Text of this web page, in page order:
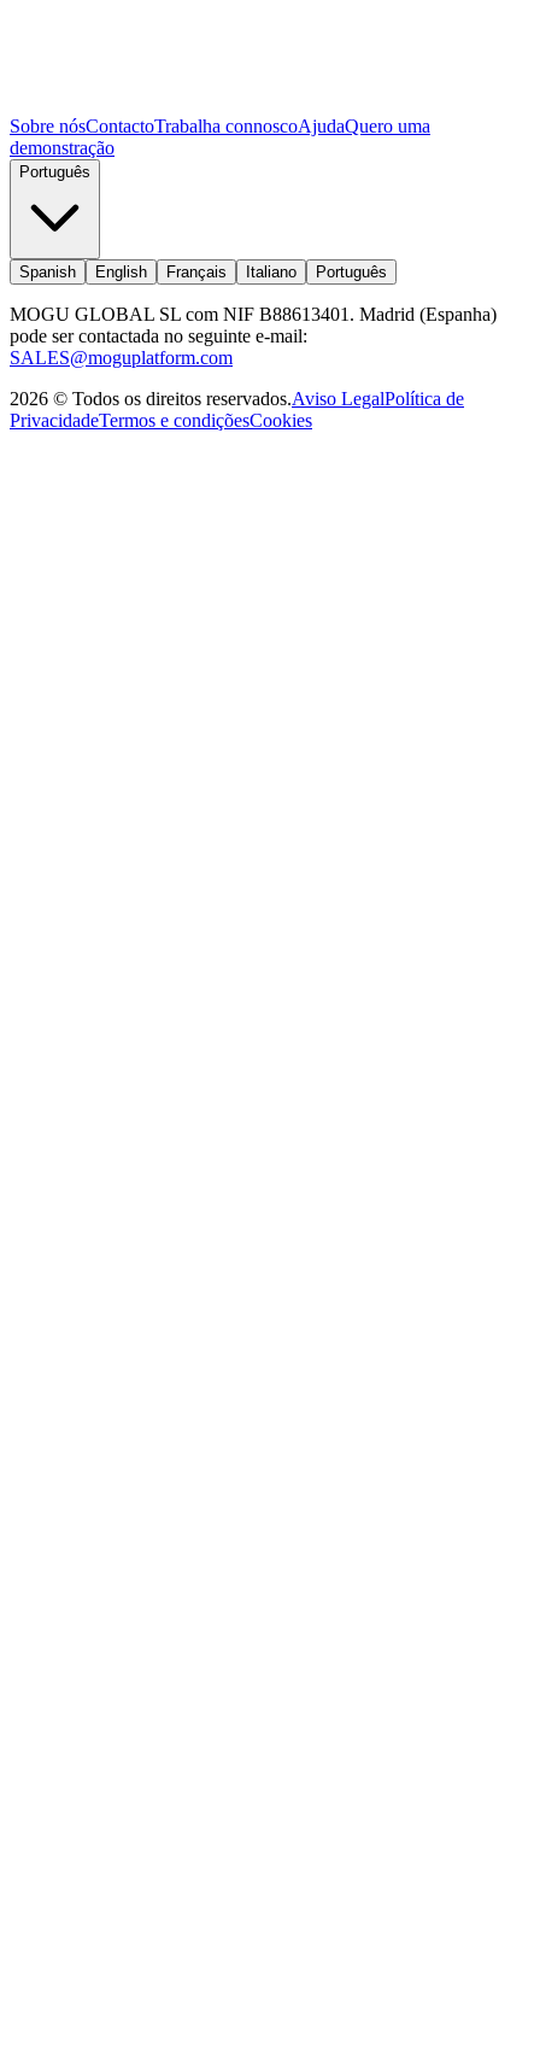
Sobre nósContactoTrabalha connoscoAjudaQuero uma
demonstração
Português
Spanish English Français Italiano Português
MOGU GLOBAL SL com NIF B88613401. Madrid (Espanha)
pode ser contactada no seguinte e-mail:
SALES@moguplatform.com
2026 © Todos os direitos reservados.Aviso LegalPolítica de
PrivacidadeTermos e condiçõesCookies